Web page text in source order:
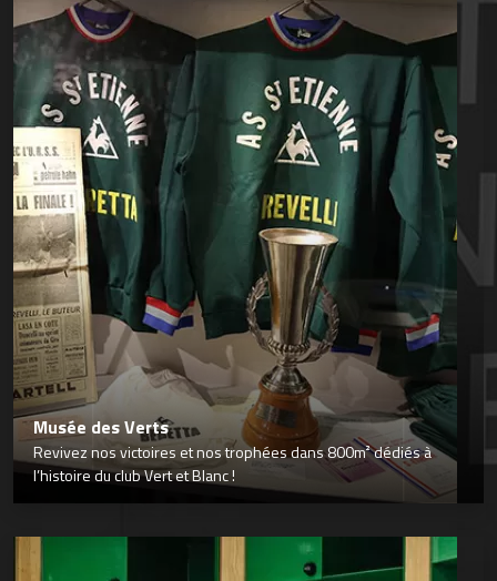
Musée des Verts
Revivez nos victoires et nos trophées dans 800m² dédiés à
l’histoire du club Vert et Blanc !